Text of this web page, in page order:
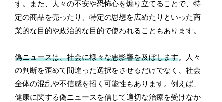
す。また、人々の不安や恐怖心を煽り立てることで、特
定の商品を売ったり、特定の思想を広めたりといった商
業的な目的や政治的な目的で使われることもあります。
偽ニュースは、社会に様々な悪影響を及ぼします。人々
の判断を歪めて間違った選択をさせるだけでなく、社会
全体の混乱や不信感を招く可能性もあります。例えば、
健康に関する偽ニュースを信じて適切な治療を受けなか